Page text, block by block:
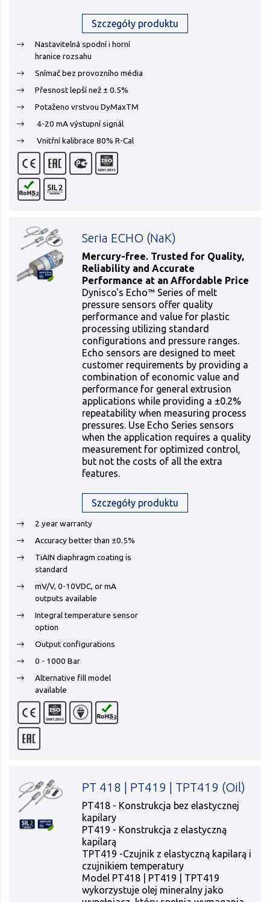
Szczegóły produktu
Nastavitelná spodní i horní
hranice rozsahu
Snímač bez provozního média
Přesnost lepší než ± 0.5%
Potaženo vrstvou DyMaxTM
4-20 mA výstupní signál
Vnitřní kalibrace 80% R-Cal
Seria ECHO (NaK)
Mercury-free. Trusted for Quality,
Reliability and Accurate
Performance at an Affordable Price
Dynisco's Echo™ Series of melt
pressure sensors offer quality
performance and value for plastic
processing utilizing standard
configurations and pressure ranges.
Echo sensors are designed to meet
customer requirements by providing a
combination of economic value and
performance for general extrusion
applications while providing a ±0.2%
repeatability when measuring process
pressures. Use Echo Series sensors
when the application requires a quality
measurement for optimized control,
but not the costs of all the extra
features.
Szczegóły produktu
2 year warranty
Accuracy better than ±0.5%
TiAIN diaphragm coating is
standard
mV/V, 0-10VDC, or mA
outputs available
Integral temperature sensor
option
Output configurations
0 - 1000 Bar
Alternative fill model
available
PT 418 | PT419 | TPT419 (Oil)
PT418 - Konstrukcja bez elastycznej
kapilary
PT419 - Konstrukcja z elastyczną
kapilarą
TPT419 -Czujnik z elastyczną kapilarą i
czujnikiem temperatury
Model PT418 | PT419 | TPT419
wykorzystuje olej mineralny jako